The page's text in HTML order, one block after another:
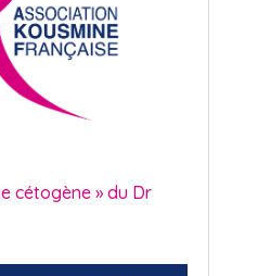
cétogène » du Dr